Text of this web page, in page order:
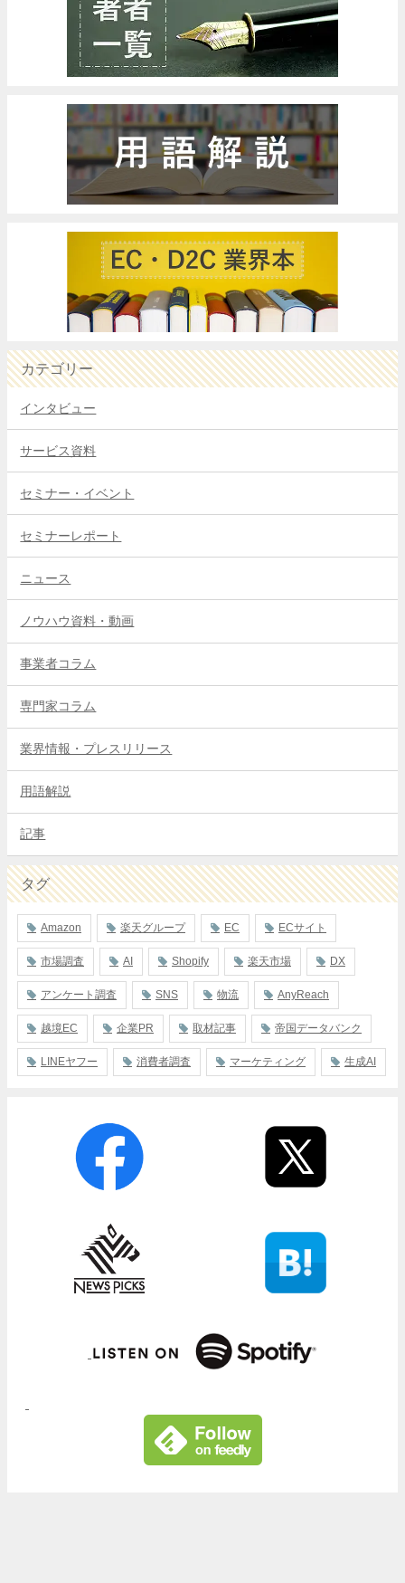
カテゴリー
インタビュー
サービス資料
セミナー・イベント
セミナーレポート
ニュース
ノウハウ資料・動画
事業者コラム
専門家コラム
業界情報・プレスリリース
用語解説
記事
タグ
Amazon 楽天グループ EC ECサイト
市場調査 AI Shopify 楽天市場 DX
アンケート調査 SNS 物流 AnyReach
越境EC 企業PR 取材記事 帝国データバンク
LINEヤフー 消費者調査 マーケティング 生成AI